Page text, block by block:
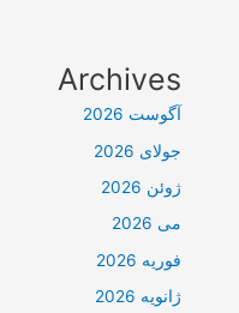
Archives
آگوست 2026
جولای 2026
ژوئن 2026
می 2026
فوریه 2026
ژانویه 2026